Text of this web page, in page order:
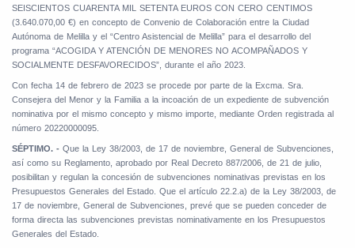
SEISCIENTOS CUARENTA MIL SETENTA EUROS CON CERO CENTIMOS
(3.640.070,00 €) en concepto de Convenio de Colaboración entre la Ciudad
Autónoma de Melilla y el “Centro Asistencial de Melilla” para el desarrollo del
programa “ACOGIDA Y ATENCIÓN DE MENORES NO ACOMPAÑADOS Y
SOCIALMENTE DESFAVORECIDOS”, durante el año 2023.
Con fecha 14 de febrero de 2023 se procede por parte de la Excma. Sra.
Consejera del Menor y la Familia a la incoación de un expediente de subvención
nominativa por el mismo concepto y mismo importe, mediante Orden registrada al
número 20220000095.
SÉPTIMO. - Que la Ley 38/2003, de 17 de noviembre, General de Subvenciones,
así como su Reglamento, aprobado por Real Decreto 887/2006, de 21 de julio,
posibilitan y regulan la concesión de subvenciones nominativas previstas en los
Presupuestos Generales del Estado. Que el artículo 22.2.a) de la Ley 38/2003, de
17 de noviembre, General de Subvenciones, prevé que se pueden conceder de
forma directa las subvenciones previstas nominativamente en los Presupuestos
Generales del Estado.